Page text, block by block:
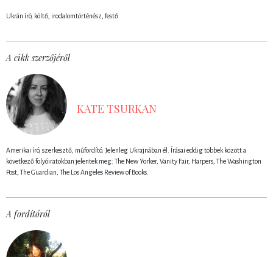
Ukrán író, költő, irodalomtörténész, festő.
A cikk szerzőjéről
KATE TSURKAN
Amerikai író, szerkesztő, műfordító. Jelenleg Ukrajnában él. Írásai eddig többek között a
következő folyóiratokban jelentek meg: The New Yorker, Vanity Fair, Harpers, The Washington
Post, The Guardian, The Los Angeles Review of Books.
A fordítóról